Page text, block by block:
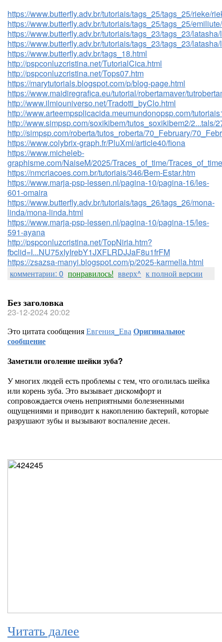
https://www.butterfly.adv.br/tutoriais/tags_25/tags_25/rieke/
https://www.butterfly.adv.br/tutoriais/tags_25/tags_25/
https://www.butterfly.adv.br/tutoriais/tags_23/tags_23/
https://www.butterfly.adv.br/tutoriais/tags_23/tags_23/
https://www.butterfly.adv.br/tags_18.html
http://pspconluzcristina.net/TutorialCica.html
http://pspconluzcristina.net/Tops07.htm
https://marytutorials.blogspot.com/p/blog-page.html
https://www.maidiregrafica.eu/tutorial/robertamaver/
http://www.ilmiouniverso.net/Tradotti_byClo.html
http://www.arteempsplicacida.meumundonopsp.com/
http://www.simpsp.com/soxikibem/tutos_soxikibem2/2...tals/
http://simpsp.com/roberta/tutos_roberta/70_February/
https://www.colybrix-graph.fr/PluXml/article40/fiona
https://www.micheleb-
graphisme.com/NaiseM/2025/Traces_of_time/
https://nmcriacoes.com.br/tutoriais/346/Bem-Estar.htm
https://www.marja-psp-lessen.nl/pagina-10/pagina-16/les-
601-omaira
https://www.butterfly.adv.br/tutoriais/tags_26/tags_26/mona-
linda/mona-linda.html
https://www.marja-psp-lessen.nl/pagina-10/pagina-15/les-
591-ayana
http://pspconluzcristina.net/TopNiria.htm?
fbclid=I...NU75xIyIrebY1JXFLRDJJaF8u1frFM
https://zsazsa-manyi.blogspot.com/p/2025-karmella.html
комментарии: 0 понравилось! вверх^ к полной версии
Без заголовка
23-12-2024 20:02
Это цитата сообщенияЕвгения_ЕваОригинальное
сообщение
Заметили оголение шейки зуба?
У многих людей есть проблемы с тем, что оголилась шейка
или корень зуба. Это вызывает дискомфорт и
сопровождается очень неприятными болезненными
ощущениями и приводит к накоплению бактерий, которые
разрушают зубы и вызывают воспаление десен.
Читать далее